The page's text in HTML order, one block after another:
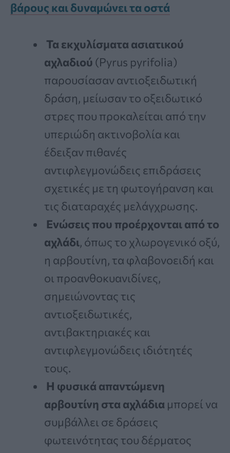
βάρους και δυναμώνει τα οστά
Τα εκχυλίσματα ασιατικού
αχλαδιού (Pyrus pyrifolia)
παρουσίασαν αντιοξειδωτική
δράση, μείωσαν το οξειδωτικό
στρες που προκαλείται από την
υπεριώδη ακτινοβολία και
έδειξαν πιθανές
αντιφλεγμονώδεις επιδράσεις
σχετικές με τη φωτογήρανση και
τις διαταραχές μελάγχρωσης.
Ενώσεις που προέρχονται από το
αχλάδι, όπως το χλωρογενικό οξύ,
η αρβουτίνη, τα φλαβονοειδή και
οι προανθοκυανιδίνες,
σημειώνοντας τις
αντιοξειδωτικές,
αντιβακτηριακές και
αντιφλεγμονώδεις ιδιότητές
τους.
Η φυσικά απαντώμενη
αρβουτίνη στα αχλάδια μπορεί να
συμβάλλει σε δράσεις
φωτεινότητας του δέρματος